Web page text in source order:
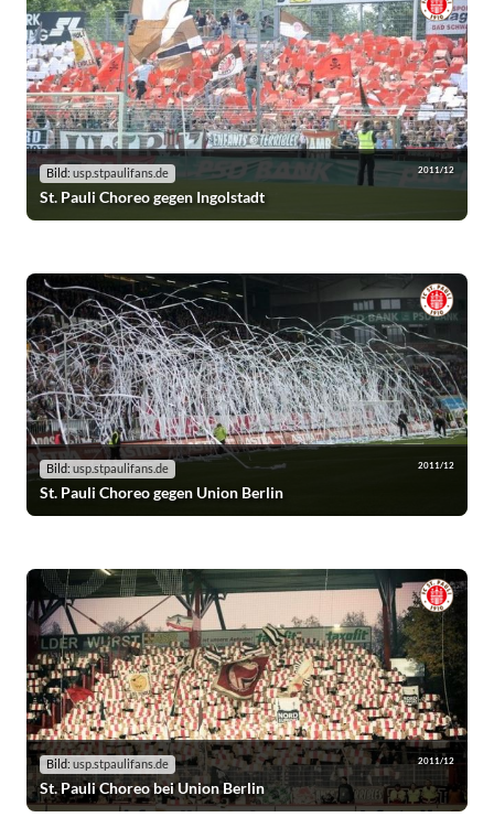
Bild: usp.stpaulifans.de 2011/12
St. Pauli Choreo gegen Ingolstadt
Bild: usp.stpaulifans.de 2011/12
St. Pauli Choreo gegen Union Berlin
Bild: usp.stpaulifans.de 2011/12
St. Pauli Choreo bei Union Berlin